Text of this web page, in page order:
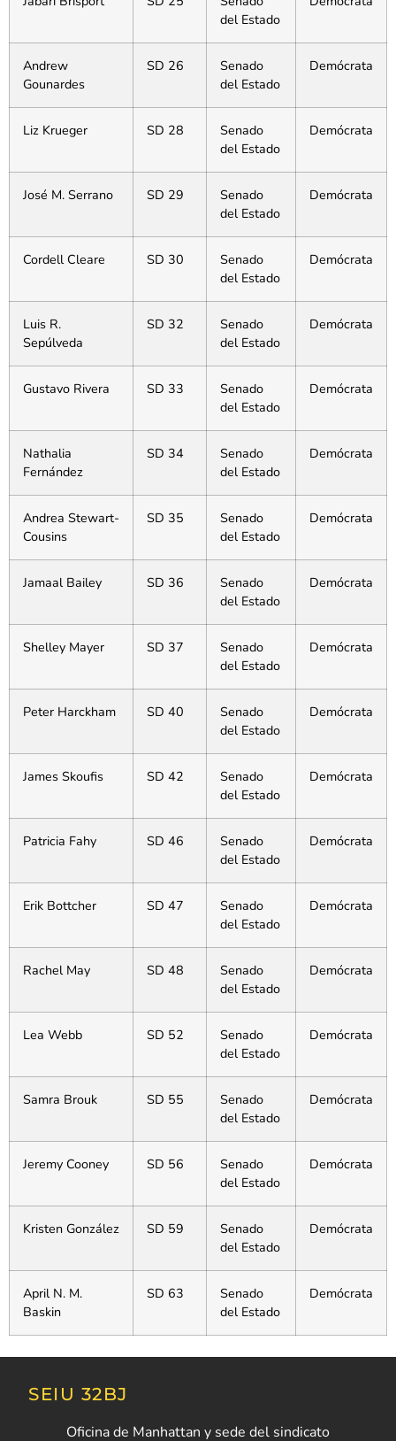
del Estado
Andrew
Gounardes
SD 26
Senado
del Estado
Demócrata
Liz Krueger SD 28
Senado
del Estado
Demócrata
José M. Serrano SD 29
Senado
del Estado
Demócrata
Cordell Cleare SD 30
Senado
del Estado
Demócrata
Luis R.
Sepúlveda
SD 32
Senado
del Estado
Demócrata
Gustavo Rivera SD 33
Senado
del Estado
Demócrata
Nathalia
Fernández
SD 34
Senado
del Estado
Demócrata
Andrea Stewart-
Cousins
SD 35
Senado
del Estado
Demócrata
Jamaal Bailey SD 36
Senado
del Estado
Demócrata
Shelley Mayer SD 37
Senado
del Estado
Demócrata
Peter Harckham SD 40
Senado
del Estado
Demócrata
James Skoufis SD 42
Senado
del Estado
Demócrata
Patricia Fahy SD 46
Senado
del Estado
Demócrata
Erik Bottcher SD 47
Senado
del Estado
Demócrata
Rachel May SD 48
Senado
del Estado
Demócrata
Lea Webb SD 52
Senado
del Estado
Demócrata
Samra Brouk SD 55
Senado
del Estado
Demócrata
Jeremy Cooney SD 56
Senado
del Estado
Demócrata
Kristen González SD 59
Senado
del Estado
Demócrata
April N. M.
Baskin
SD 63
Senado
del Estado
Demócrata
SEIU 32BJ
Oficina de Manhattan y sede del sindicato